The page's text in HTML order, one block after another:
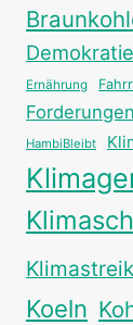
Demokratie
Ernährung
Forderungen
HambiBleibt
Klimastreik
Koeln